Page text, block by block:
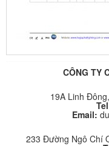
CÔNG TY
19A Linh
Email:
233 Đường Ngô Chí